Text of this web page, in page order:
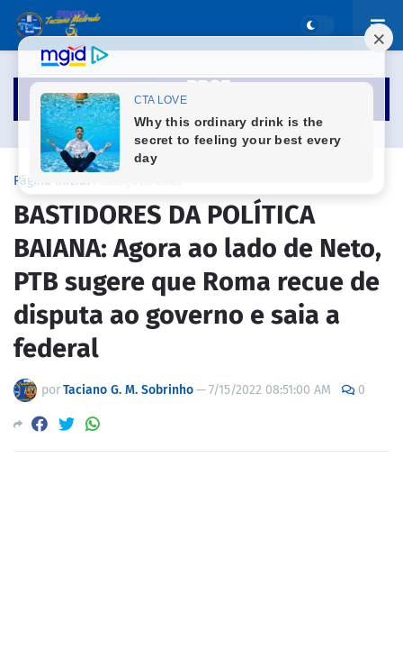
Página inicial
BASTIDORES DA POLÍTICA
BAIANA: Agora ao lado de Neto,
PTB sugere que Roma recue de
disputa ao governo e saia a
federal
porTaciano G. M. Sobrinho—7/15/2022 08:51:00 AM 0